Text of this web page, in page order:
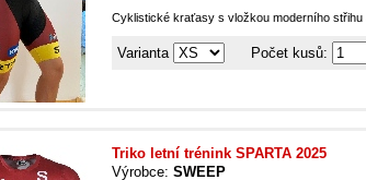
Cyklistické kraťasy s vložkou moderního
Varianta Počet kusů:
Triko letní trénink SPARTA 2025
Výrobce: SWEEP